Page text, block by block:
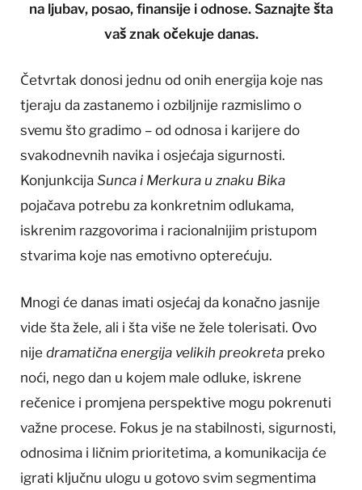
na ljubav, posao, finansije i odnose. Saznajte šta
vaš znak očekuje danas.
Četvrtak donosi jednu od onih energija koje nas
tjeraju da zastanemo i ozbiljnije razmislimo o
svemu što gradimo – od odnosa i karijere do
svakodnevnih navika i osjećaja sigurnosti.
Konjunkcija Sunca i Merkura u znaku Bika
pojačava potrebu za konkretnim odlukama,
iskrenim razgovorima i racionalnijim pristupom
stvarima koje nas emotivno opterećuju.
Mnogi će danas imati osjećaj da konačno jasnije
vide šta žele, ali i šta više ne žele tolerisati. Ovo
nije dramatična energija velikih preokreta preko
noći, nego dan u kojem male odluke, iskrene
rečenice i promjena perspektive mogu pokrenuti
važne procese. Fokus je na stabilnosti, sigurnosti,
odnosima i ličnim prioritetima, a komunikacija će
igrati ključnu ulogu u gotovo svim segmentima